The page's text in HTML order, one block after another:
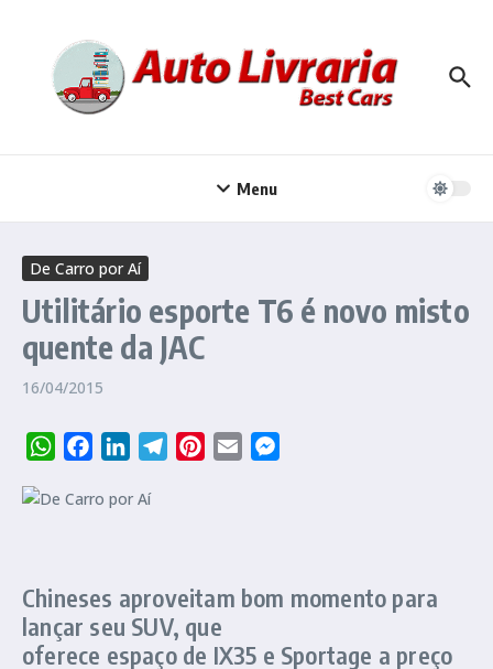
Menu
De Carro por Aí
Utilitário esporte T6 é novo misto
quente da JAC
16/04/2015
WhatsAppFacebookLinkedInTelegramPinterest
Email
Chineses aproveitam bom momento para
lançar seu SUV, que
oferece espaço de IX35 e Sportage a preço